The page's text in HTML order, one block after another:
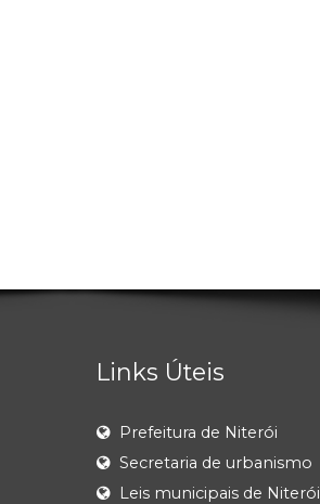
Links Úteis
Prefeitura de Niterói
Secretaria de urbanismo
Leis municipais de Niterói